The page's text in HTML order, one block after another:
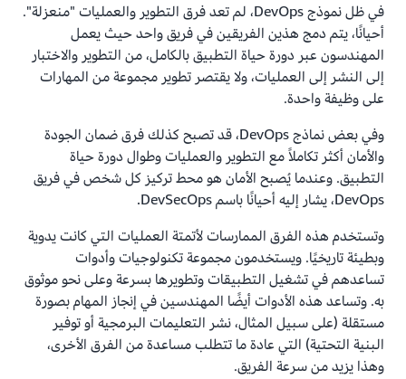
في ظل نموذج DevOps، لم تعد فرق التطوير والعمليات "منعزلة".
أحيانًا، يتم دمج هذين الفريقين في فريق واحد حيث يعمل
المهندسون عبر دورة حياة التطبيق بالكامل، من التطوير والاختبار
إلى النشر إلى العمليات، ولا يقتصر تطوير مجموعة من المهارات
على وظيفة واحدة.
وفي بعض نماذج DevOps، قد تصبح كذلك فرق ضمان الجودة
والأمان أكثر تكاملاً مع التطوير والعمليات وطوال دورة حياة
التطبيق. وعندما يُصبح الأمان هو محط تركيز كل شخص في فريق
DevOps، يشار إليه أحيانًا باسم DevSecOps.
وتستخدم هذه الفرق الممارسات لأتمتة العمليات التي كانت يدوية
وبطيئة تاريخيًا. ويستخدمون مجموعة تكنولوجيات وأدوات
تساعدهم في تشغيل التطبيقات وتطويرها بسرعة وعلى نحو موثوق
به. وتساعد هذه الأدوات أيضًا المهندسين في إنجاز المهام بصورة
مستقلة (على سبيل المثال، نشر التعليمات البرمجية أو توفير
البنية التحتية) التي عادة ما تتطلب مساعدة من الفرق الأخرى،
وهذا يزيد من سرعة الفريق.